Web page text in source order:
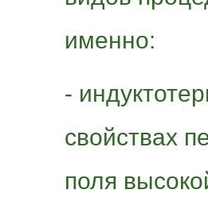
именно:
-
свойствах
поля